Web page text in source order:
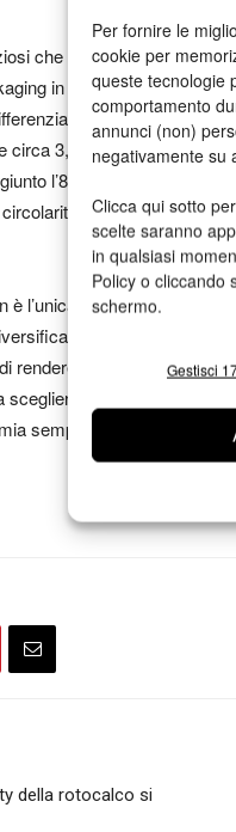
Per fornire le
cookie per
queste tecnologie
comportamento
annunci (non)
negativamente su
Clicca qui sotto
scelte saranno
in qualsiasi
Policy o cliccando
schermo.
Gestisci
che possono
in cartone per i loro
e riciclo sin qui
3,5 milioni di tonnellate
l’87,3%, superando
il fiore
l’unica novità in vigore
contributiva
rendere il ciclo del riciclo di
per i loro prodotti
sempre più circolare.
della rotocalco si